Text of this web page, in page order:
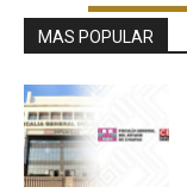
MAS POPULAR